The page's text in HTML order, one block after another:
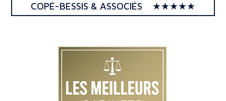
COPÉ-BESSIS & ASSOCIÉS ★★★★★